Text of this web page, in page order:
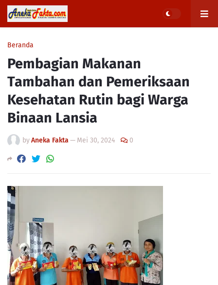
Beranda
Pembagian Makanan
Tambahan dan Pemeriksaan
Kesehatan Rutin bagi Warga
Binaan Lansia
byAneka Fakta — Mei 30, 2024 0